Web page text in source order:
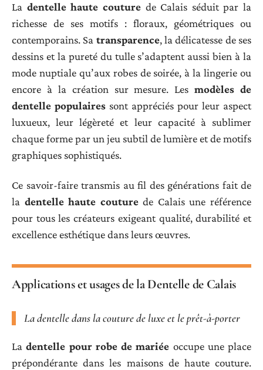
La dentelle haute couturede Calais séduit par la
richesse de ses motifs : floraux, géométriques ou
contemporains. Sa transparence, la délicatesse de ses
dessins et la pureté du tulle s’adaptent aussi bien à la
mode nuptiale qu’aux robes de soirée, à la lingerie ou
encore à la création sur mesure. Lesmodèles de
dentelle populaires sont appréciés pour leur aspect
luxueux, leur légèreté et leur capacité à sublimer
chaque forme par un jeu subtil de lumière et de motifs
graphiques sophistiqués.
Ce savoir-faire transmis au fil des générations fait de
la dentelle haute couturede Calais une référence
pour tous les créateurs exigeant qualité, durabilité et
excellence esthétique dans leurs œuvres.
Applications et usages de la Dentelle de Calais
La dentelle dans la couture de luxe et le prêt-à-porter
Ladentelle pour robe de mariée occupe une place
prépondérante dans les maisons de haute couture.